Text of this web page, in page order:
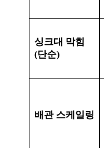
싱크대 막힘
(단순)
배관 스케일링